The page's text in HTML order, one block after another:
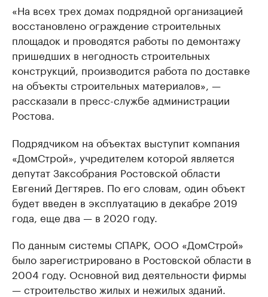
«На всех трех домах подрядной организацией
восстановлено ограждение строительных
площадок и проводятся работы по демонтажу
пришедших в негодность строительных
конструкций, производится работа по доставке
на объекты строительных материалов», —
рассказали в пресс-службе администрации
Ростова.
Подрядчиком на объектах выступит компания
«ДомСтрой», учредителем которой является
депутат Заксобрания Ростовской области
Евгений Дегтярев. По его словам, один объект
будет введен в эксплуатацию в декабре 2019
года, еще два — в 2020 году.
По данным системы СПАРК, ООО «ДомСтрой»
было зарегистрировано в Ростовской области в
2004 году. Основной вид деятельности фирмы
— строительство жилых и нежилых зданий.